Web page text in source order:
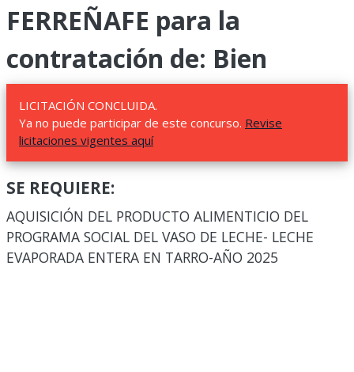
FERREÑAFE para la
contratación de: Bien
LICITACIÓN CONCLUIDA.
Ya no puede participar de este concurso. Revise
licitaciones vigentes aquí
SE REQUIERE:
AQUISICIÓN DEL PRODUCTO ALIMENTICIO DEL
PROGRAMA SOCIAL DEL VASO DE LECHE- LECHE
EVAPORADA ENTERA EN TARRO-AÑO 2025